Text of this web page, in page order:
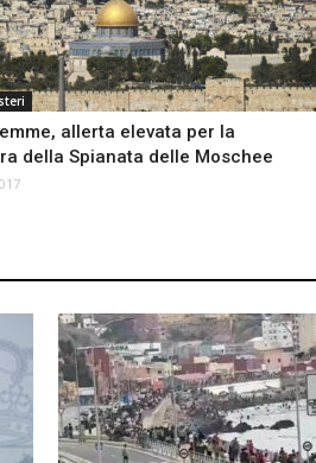
allerta elevata per la
della Spianata delle Moschee